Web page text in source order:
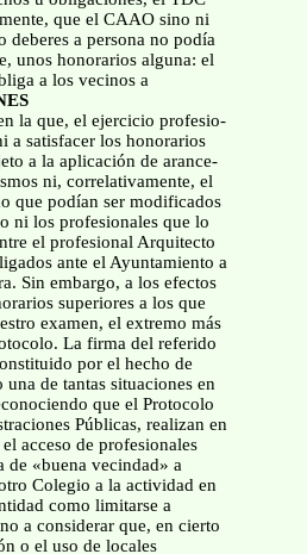
que el CAAO sino ni
deberes a persona no podía
unos honorarios alguna: el
a los vecinos a
la que, el ejercicio profesio-
a satisfacer los honorarios
a la aplicación de arance-
ni, correlativamente, el
que podían ser modificados
ni los profesionales que lo
el profesional Arquitecto
ante el Ayuntamiento a
Sin embargo, a los efectos
superiores a los que
examen, el extremo más
La firma del referido
por el hecho de
de tantas situaciones en
que el Protocolo
Públicas, realizan en
acceso de profesionales
de «buena vecindad» a
Colegio a la actividad en
como limitarse a
a considerar que, en cierto
o el uso de locales